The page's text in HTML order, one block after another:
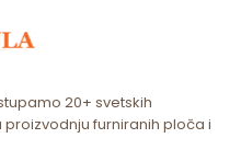
20+ svetskih
furniranih ploča i